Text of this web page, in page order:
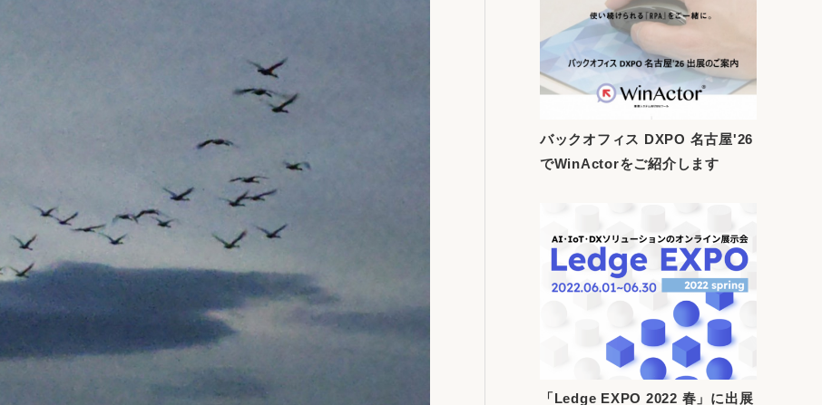
バックオフィス DXPO 名古屋'26
でWinActorをご紹介します
「Ledge EXPO 2022 春」に出展